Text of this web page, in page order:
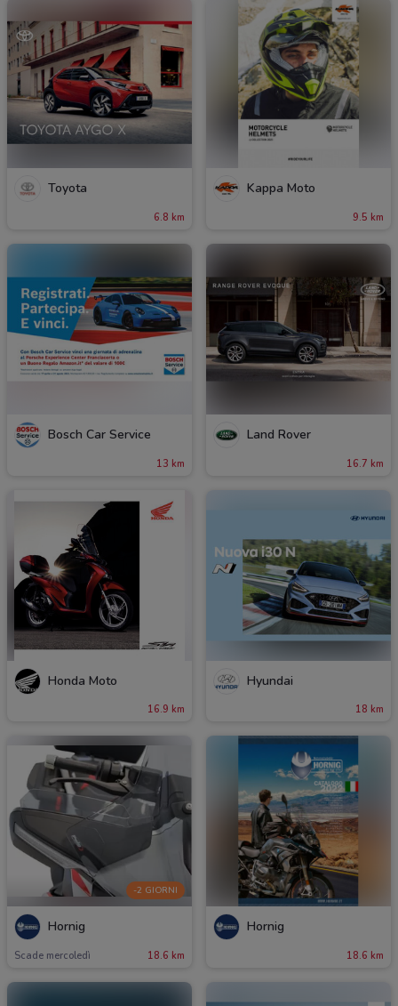
Toyota
6.8 km
Kappa Moto
9.5 km
Bosch Car Service
13 km
Land Rover
16.7 km
Honda Moto
16.9 km
Hyundai
18 km
-2 GIORNI
Hornig
Scade mercoledì 18.6 km
Hornig
18.6 km